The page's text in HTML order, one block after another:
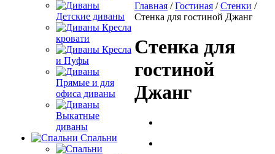
Детские диваны
Кресла
кровати
Кресла
и Пуфы
Прямые и для
офиса диваны
Выкатные
диваны
Спальни
Главная /Гостиная /Стенки /
Стенка для гостиной Джанг
Стенка для
гостиной
Джанг